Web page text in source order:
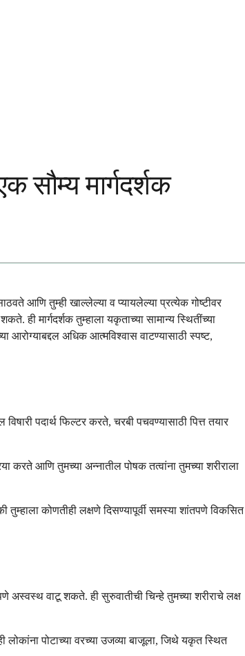
सौम्य मार्गदर्शक
आणि तुम्ही खाल्लेल्या व प्यायलेल्या प्रत्येक गोष्टीवर
ही मार्गदर्शक तुम्हाला यकृताच्या सामान्य स्थितींच्या
अधिक आत्मविश्वास वाटण्यासाठी स्पष्ट,
पदार्थ फिल्टर करते, चरबी पचवण्यासाठी पित्त तयार
आणि तुमच्या अन्नातील पोषक तत्वांना तुमच्या शरीराला
कोणतीही लक्षणे दिसण्यापूर्वी समस्या शांतपणे विकसित
अस्वस्थ वाटू शकते. ही सुरुवातीची चिन्हे तुमच्या शरीराचे लक्ष
पोटाच्या वरच्या उजव्या बाजूला, जिथे यकृत स्थित